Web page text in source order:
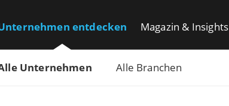
entdecken
Unternehmen Alle Branchen
Magazin & Insights